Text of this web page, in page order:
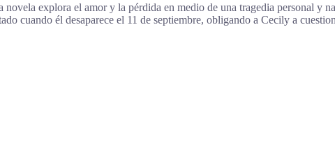
novela explora el amor y la pérdida en medio de una tragedia personal y
cuando él desaparece el 11 de septiembre, obligando a Cecily a